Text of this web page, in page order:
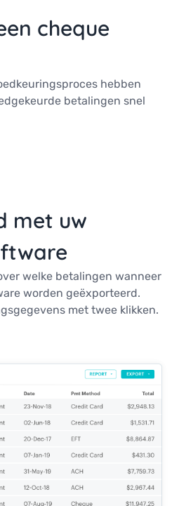
cheque
hebben
betalingen snel
met uw
welke betalingen wanneer
worden geëxporteerd.
met twee klikken.